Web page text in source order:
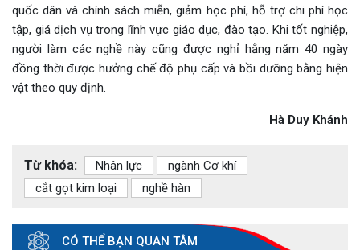
quốc dân và chính sách miễn, giảm học phí, hỗ trợ chi phí học
tập, giá dịch vụ trong lĩnh vực giáo dục, đào tạo. Khi tốt nghiệp,
người làm các nghề này cũng được nghỉ hằng năm 40 ngày
đồng thời được hưởng chế độ phụ cấp và bồi dưỡng bằng hiện
vật theo quy định.
Hà Duy Khánh
Từ khóa: Nhân lực
ngành Cơ khí
cắt gọt kim loại
nghề hàn
CÓ THỂ BẠN QUAN TÂM